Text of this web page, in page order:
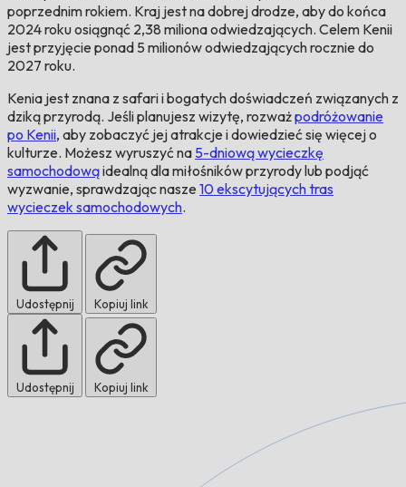
poprzednim rokiem. Kraj jest na dobrej drodze, aby do końca
2024 roku osiągnąć 2,38 miliona odwiedzających. Celem Kenii
jest przyjęcie ponad 5 milionów odwiedzających rocznie do
2027 roku.
Kenia jest znana z safari i bogatych doświadczeń związanych z
dziką przyrodą. Jeśli planujesz wizytę, rozważpodróżowanie
po Kenii, aby zobaczyć jej atrakcje i dowiedzieć się więcej o
kulturze. Możesz wyruszyć na 5-dniową wycieczkę
samochodowąidealną dla miłośników przyrody lub podjąć
wyzwanie, sprawdzając nasze 10 ekscytujących tras
wycieczek samochodowych.
Udostępnij Kopiuj link
Udostępnij Kopiuj link